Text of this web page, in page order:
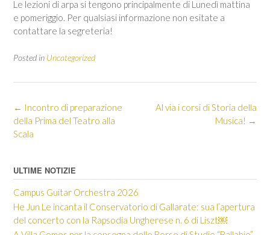
Le lezioni di arpa si tengono principalmente di Lunedì mattina
e pomeriggio. Per qualsiasi informazione non esitate a
contattare la segreteria!
Posted in Uncategorized
Post
navigation
Al via i corsi di Storia della
Musica! →
← Incontro di preparazione
della Prima del Teatro alla
Scala
ULTIME NOTIZIE
Campus Guitar Orchestra 2026
He Jun Le incanta il Conservatorio di Gallarate: sua l’apertura
del concerto con la Rapsodia Ungherese n. 6 di Liszt￼